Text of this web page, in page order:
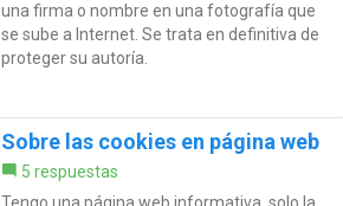
una firma o nombre en una fotografía que
se sube a Internet. Se trata en definitiva de
proteger su autoría.
Sobre las cookies en página web
5 respuestas